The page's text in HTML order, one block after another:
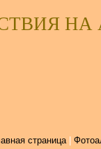
НА
страница|